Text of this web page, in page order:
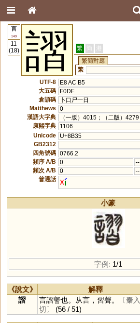
言
149
11
(18)
謵 繁 簡 港
繁簡對應
繁
UTF-8
E8 AC B5
大五碼
F0DF
倉頡碼
卜口尸一日
Matthews
0
漢語大字典
（一版）4015；（二版）4279
康熙字典
1106
Unicode
U+8B35
GB2312
四角號碼 0766.2
頻序 A/B
0
--
頻次 A/B
0
--
普通話 x
小篆
字例: 1/1
《說文》 解釋
謵
言謵讋也。从言，習聲。
〔秦入
切〕
(56 / 51)